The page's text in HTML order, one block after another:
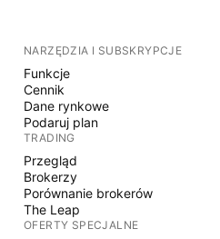
NARZĘDZIA I SUBSKRYPCJE
Funkcje
Cennik
Dane rynkowe
Podaruj plan
TRADING
Przegląd
Brokerzy
Porównanie brokerów
The Leap
OFERTY SPECJALNE